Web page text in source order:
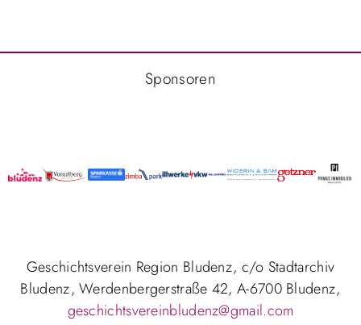
Sponsoren
Geschichtsverein Region Bludenz, c/o Stadtarchiv
Bludenz, Werdenbergerstraße 42, A-6700 Bludenz,
geschichtsvereinbludenz@gmail.com